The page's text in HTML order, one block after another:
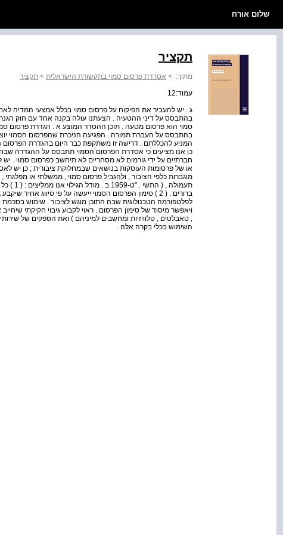
שלום אורח
תקציר
מתוך: > אסדרת פרסום סמוי בתקשורת הישראלית > תקציר
עמוד:12
ג . יש להעביר את הפיקוח על פרסום סמוי בכלל אמצעי המדיה
בהתבסס על העברת תמורה . הפגיעה הניכרת שהפרסום הסמוי
חברתיים על ידי גורמים לא מסחריים לא תיחשב כפרסום סמוי . יש
או של פרסומות העוסקות בנושאים שבמחלוקת ציבורית ; כן יש
מוגברות כלפי הציבור , ולהגביל פרסום סמוי , ממשלתי או
תעמולה ,
ברורים . ( 2 ) סימון הפרסום הסמוי ייעשה על פי סיווג
לפלטפורמה הטכנולוגית שבה התוכן מוגש לציבור . שימוש בסכמת
ויאפשר מיסוד של סימון הפרסום . ראוי לקבוע גיבוי חקיקתי
, טאבלטים , טלוויזיות ומחשבים למיניהם ) ואת הספקים של
השימוש בכלי בקרה אלה .